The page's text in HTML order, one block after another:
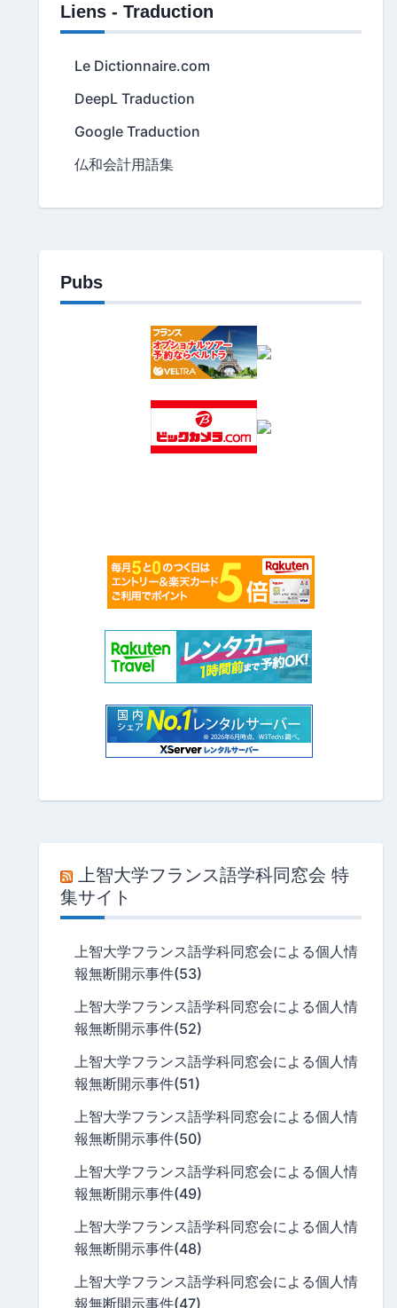
Liens - Traduction
Le Dictionnaire.com
DeepL Traduction
Google Traduction
仏和会計用語集
Pubs
上智大学フランス語学科同窓会 特
集サイト
上智大学フランス語学科同窓会による個人情
報無断開示事件(53)
上智大学フランス語学科同窓会による個人情
報無断開示事件(52)
上智大学フランス語学科同窓会による個人情
報無断開示事件(51)
上智大学フランス語学科同窓会による個人情
報無断開示事件(50)
上智大学フランス語学科同窓会による個人情
報無断開示事件(49)
上智大学フランス語学科同窓会による個人情
報無断開示事件(48)
上智大学フランス語学科同窓会による個人情
報無断開示事件(47)